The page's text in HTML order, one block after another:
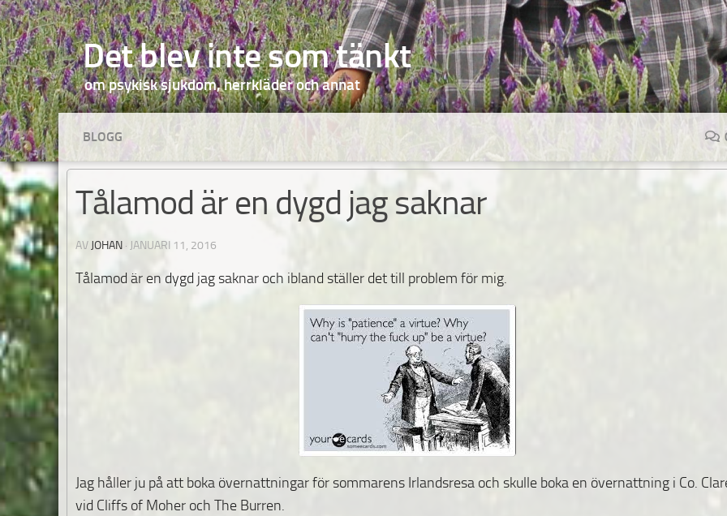
Hoppa till innehåll
Det blev inte som tänkt
om psykisk sjukdom, herrkläder och annat
BLOGG
Tålamod är en dygd jag saknar
AV JOHAN · JANUARI 11, 2016
Tålamod är en dygd jag saknar och ibland ställer det till problem för mig.
Jag håller ju på att boka övernattningar för sommarens Irlandsresa och skulle boka en övernattning i Co.
vid Cliffs of Moher och The Burren.